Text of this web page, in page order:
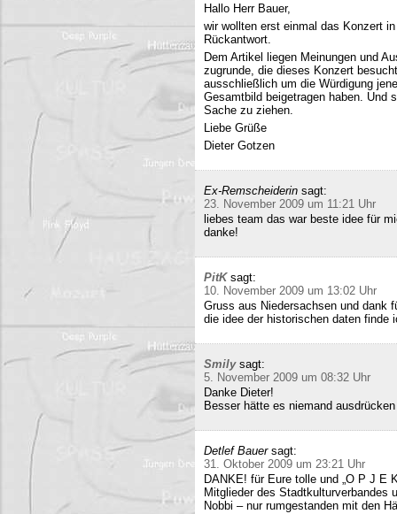
Hallo Herr Bauer,
wir wollten erst einmal das Konzert
Rückantwort.
Dem Artikel liegen Meinungen und
zugrunde, die dieses Konzert
ausschließlich um die Würdigung
Gesamtbild beigetragen haben. Und
Sache zu ziehen.
Liebe Grüße
Dieter Gotzen
Ex-Remscheiderin sagt:
23. November 2009 um 11:21 Uhr
liebes team das war beste idee für
danke!
PitK sagt:
10. November 2009 um 13:02 Uhr
Gruss aus Niedersachsen und dank
die idee der historischen daten finde
Smily sagt:
5. November 2009 um 08:32 Uhr
Danke Dieter!
Besser hätte es niemand
Detlef Bauer sagt:
31. Oktober 2009 um 23:21 Uhr
DANKE! für Eure tolle und „O P J E
Mitglieder des Stadtkulturverbandes
Nobbi – nur rumgestanden mit den